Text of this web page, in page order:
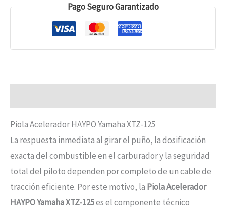
Pago Seguro Garantizado
Piola Acelerador HAYPO Yamaha XTZ-125
La respuesta inmediata al girar el puño, la dosificación
exacta del combustible en el carburador y la seguridad
total del piloto dependen por completo de un cable de
tracción eficiente. Por este motivo, la Piola Acelerador
HAYPO Yamaha XTZ-125es el componente técnico